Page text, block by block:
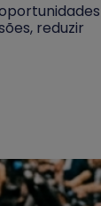
reduzir